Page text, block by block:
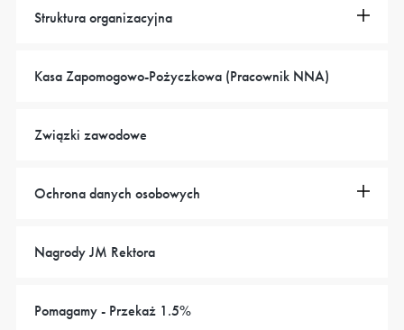
Struktura organizacyjna
Kasa Zapomogowo-Pożyczkowa (Pracownik NNA)
Związki zawodowe
Ochrona danych osobowych
Nagrody JM Rektora
Pomagamy - Przekaż 1.5%